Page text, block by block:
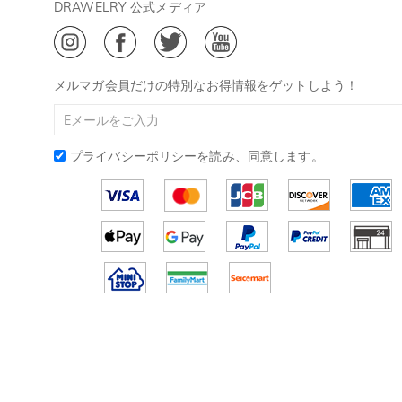
ご利用規約
ご特定商取引法に基づく表示
ジュエリーお手入れ
Drawelry Blog
メルマガ会員だけの特別なお得情報をゲットしよう！
プライバシーポリシーを読み、同意します。
DRAWELRY 公式メディア